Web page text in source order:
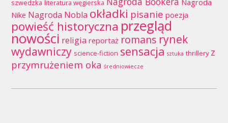
szwedzka literatura węgierska
Nagroda
Nike Nagroda Nobla okładki pisanie poezja
powieść historyczna przegląd
nowości religia reportaż romans rynek
wydawniczy science-fiction sensacja sztuka thrillery z
przymrużeniem oka średniowiecze